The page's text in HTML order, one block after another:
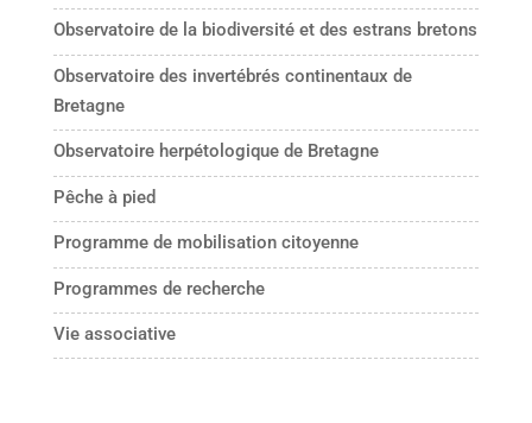
Observatoire de la biodiversité et des estrans bretons
Observatoire des invertébrés continentaux de
Bretagne
Observatoire herpétologique de Bretagne
Pêche à pied
Programme de mobilisation citoyenne
Programmes de recherche
Vie associative